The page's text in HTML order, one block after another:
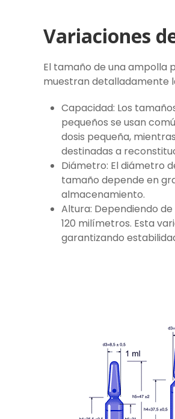
Variaciones
El tamaño de una ampolla
muestran detalladamente
Capacidad: Los
pequeños se usan
dosis pequeña,
destinadas a
Diámetro: El diámetro
tamaño depende en
almacenamiento.
Altura: Dependiendo
120 milímetros. Esta
garantizando